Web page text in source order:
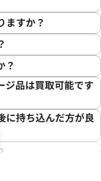
ますか？
？
ジ品は買取可能です
に持ち込んだ方が良